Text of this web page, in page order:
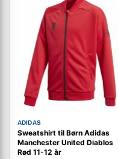
ADIDAS
Sweatshirt til Børn Adidas
Manchester United Diablos
Rød 11-12 år